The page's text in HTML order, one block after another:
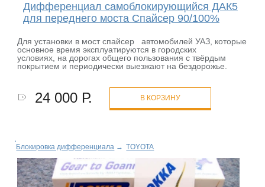
Дифференциал самоблокирующийся ДАК5
для переднего моста Спайсер 90/100%
Для установки в мост спайсер автомобилей УАЗ, которые
основное время эксплуатируются в городских
условиях, на дорогах общего пользования с твёрдым
покрытием и периодически выезжают на бездорожье.
24 000 Р. В КОРЗИНУ
Блокировка дифференциала → TOYOTA